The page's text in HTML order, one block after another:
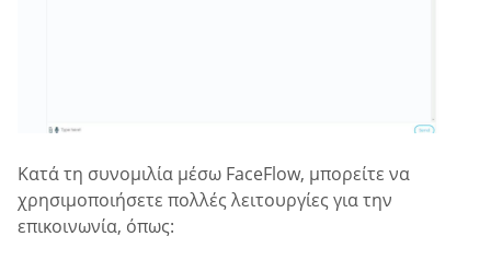
Κατά τη συνομιλία μέσω FaceFlow, μπορείτε να
χρησιμοποιήσετε πολλές λειτουργίες για την
επικοινωνία, όπως: